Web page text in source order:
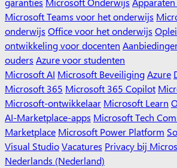
Microsoft Teams voor het onderwijs
onderwijs Office voor het onderwijs
ontwikkeling voor docenten
ouders Azure voor studenten
Microsoft AI Microsoft BeveiligingAzure
Microsoft 365 Microsoft 365 Copilot
Microsoft-ontwikkelaar Microsoft Learn
AI-Marketplace-apps Microsoft Tech
Marketplace Microsoft Power Platform
Visual StudioVacatures Privacy bij
Nederlands (Nederland)